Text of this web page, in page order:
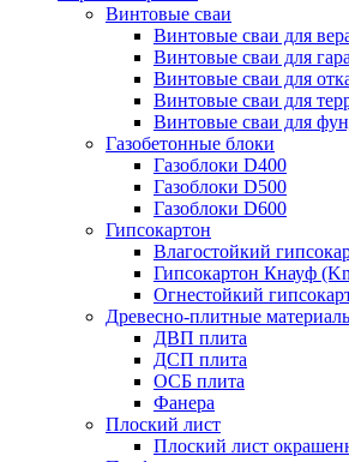
Винтовые сваи
Винтовые сваи для
Винтовые сваи для
Винтовые сваи для
Винтовые сваи для
Винтовые сваи для
Газобетонные блоки
Газоблоки D400
Газоблоки D500
Газоблоки D600
Гипсокартон
Влагостойкий
Гипсокартон Кнауф
Огнестойкий
Древесно-плитные
ДВП плита
ДСП плита
ОСБ плита
Фанера
Плоский лист
Плоский лист